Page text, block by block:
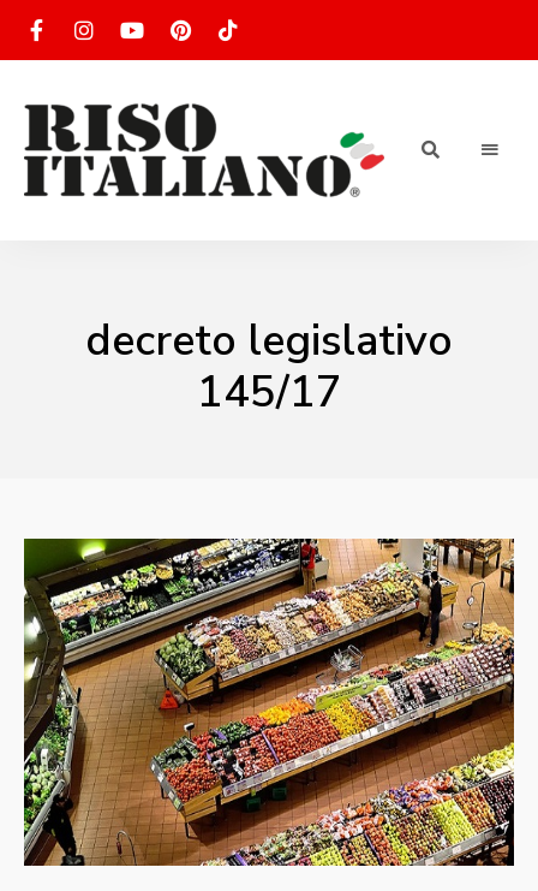
Ricettario
di ricette
decreto legislativo
145/17